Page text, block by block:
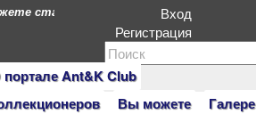
Ant&K Club
Вы можете
стать героями нашего портала.
Вход
Регистрация